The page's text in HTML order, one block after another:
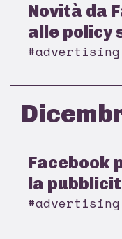
Novità da
alle policy
#advertising
Facebook
la
#advertising